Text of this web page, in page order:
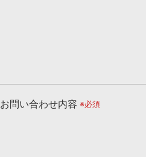
お問い合わせ内容 ※必須